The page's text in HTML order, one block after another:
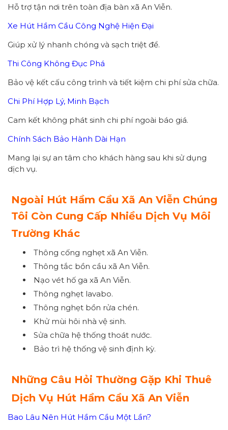
Hỗ trợ tận nơi trên toàn địa bàn xã An Viễn.
Xe Hút Hầm Cầu Công Nghệ Hiện Đại
Giúp xử lý nhanh chóng và sạch triệt để.
Thi Công Không Đục Phá
Bảo vệ kết cấu công trình và tiết kiệm chi phí sửa chữa.
Chi Phí Hợp Lý, Minh Bạch
Cam kết không phát sinh chi phí ngoài báo giá.
Chính Sách Bảo Hành Dài Hạn
Mang lại sự an tâm cho khách hàng sau khi sử dụng
dịch vụ.
Ngoài Hút Hầm Cầu Xã An Viễn Chúng
Tôi Còn Cung Cấp Nhiều Dịch Vụ Môi
Trường Khác
Thông cống nghẹt xã An Viễn.
Thông tắc bồn cầu xã An Viễn.
Nạo vét hố ga xã An Viễn.
Thông nghẹt lavabo.
Thông nghẹt bồn rửa chén.
Khử mùi hôi nhà vệ sinh.
Sửa chữa hệ thống thoát nước.
Bảo trì hệ thống vệ sinh định kỳ.
Những Câu Hỏi Thường Gặp Khi Thuê
Dịch Vụ Hút Hầm Cầu Xã An Viễn
Bao Lâu Nên Hút Hầm Cầu Một Lần?